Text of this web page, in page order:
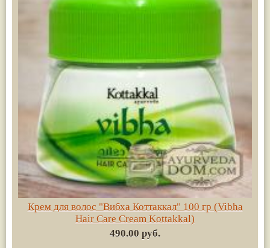
Крем для волос "Вибха Коттаккал" 100 гр (Vibha
Hair Care Cream Kottakkal)
490.00 руб.